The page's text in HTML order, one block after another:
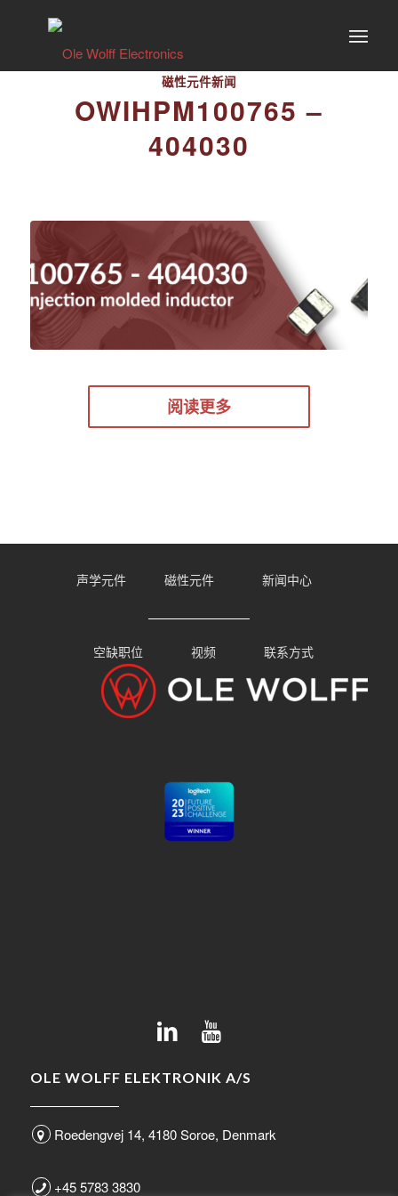
磁性元件新闻
OWIHPM100765 –
404030
阅读更多
声学元件 磁性元件 新闻中心
空缺职位 视频 联系方式
OLE WOLFF ELEKTRONIK A/S
Roedengvej 14, 4180 Soroe, Denmark
+45 5783 3830